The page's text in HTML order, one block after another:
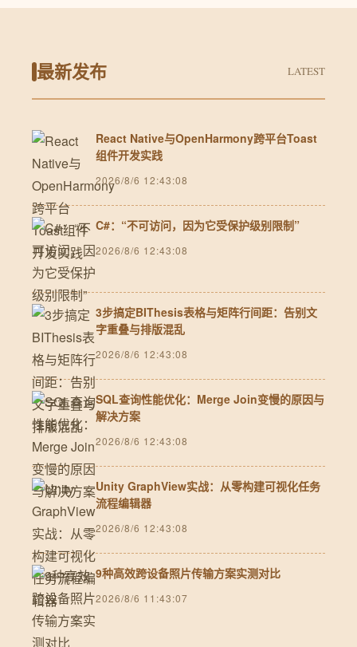
最新发布 LATEST
React Native与OpenHarmony跨平台Toast
组件开发实践
2026/8/6 12:43:08
C#：“不可访问，因为它受保护级别限制”
2026/8/6 12:43:08
3步搞定BIThesis表格与矩阵行间距：告别文
字重叠与排版混乱
2026/8/6 12:43:08
SQL查询性能优化：Merge Join变慢的原因与
解决方案
2026/8/6 12:43:08
Unity GraphView实战：从零构建可视化任务
流程编辑器
2026/8/6 12:43:08
9种高效跨设备照片传输方案实测对比
2026/8/6 11:43:07